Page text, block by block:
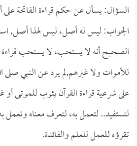
السؤال: يسأل عن حكم قراءة الفاتحة على
الجواب: ليس له أصل، ليس لهذا أصل,
الصحيح أنه لا يستحب، لا يستحب قراءة
للأموات ولا غيرهم,لم يرد عن النبي صلى
على شرعية قراءة القرآن يثوب للموتى
لتستفيد.. لتعمل به، لتعرف معناه وتعمل
تقرؤه للعمل للعلم والفائدة.